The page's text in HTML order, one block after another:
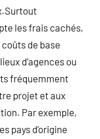
les frais cachés,
de base
d’agences ou
fréquemment
projet et aux
Par exemple,
pays d’origine